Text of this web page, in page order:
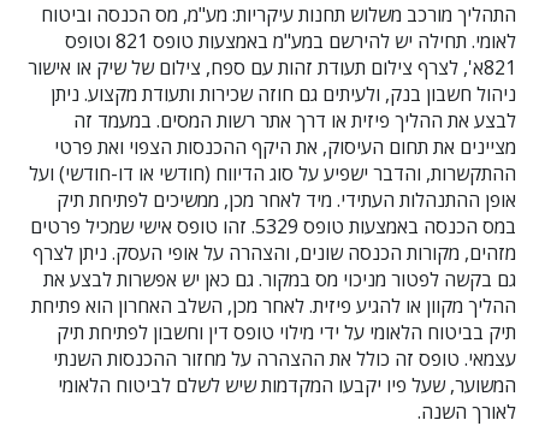
התהליך מורכב משלוש תחנות עיקריות: מע"מ, מס הכנסה וביטוח
לאומי. תחילה יש להירשם במע"מ באמצעות טופס 821 וטופס
821א', לצרף צילום תעודת זהות עם ספח, צילום של שיק או אישור
ניהול חשבון בנק, ולעיתים גם חוזה שכירות ותעודת מקצוע. ניתן
לבצע את ההליך פיזית או דרך אתר רשות המסים. במעמד זה
מציינים את תחום העיסוק, את היקף ההכנסות הצפוי ואת פרטי
ההתקשרות, והדבר ישפיע על סוג הדיווח (חודשי או דו-חודשי) ועל
אופן ההתנהלות העתידי. מיד לאחר מכן, ממשיכים לפתיחת תיק
במס הכנסה באמצעות טופס 5329. זהו טופס אישי שמכיל פרטים
מזהים, מקורות הכנסה שונים, והצהרה על אופי העסק. ניתן לצרף
גם בקשה לפטור מניכוי מס במקור. גם כאן יש אפשרות לבצע את
ההליך מקוון או להגיע פיזית. לאחר מכן, השלב האחרון הוא פתיחת
תיק בביטוח הלאומי על ידי מילוי טופס דין וחשבון לפתיחת תיק
עצמאי. טופס זה כולל את ההצהרה על מחזור ההכנסות השנתי
המשוער, שעל פיו יקבעו המקדמות שיש לשלם לביטוח הלאומי
לאורך השנה.